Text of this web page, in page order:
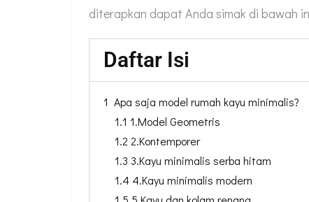
diterapkan dapat Anda simak di bawah
Daftar Isi
1 Apa saja model rumah kayu minimalis?
1.1 1.Model Geometris
1.2 2.Kontemporer
1.3 3.Kayu minimalis serba hitam
1.4 4.Kayu minimalis modern